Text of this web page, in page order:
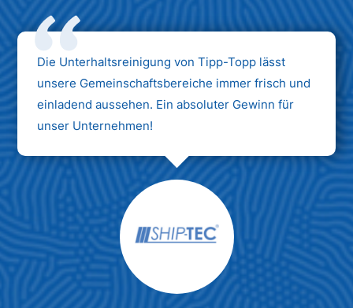
Die Unterhaltsreinigung von Tipp-Topp lässt
unsere Gemeinschaftsbereiche immer frisch und
einladend aussehen. Ein absoluter Gewinn für
unser Unternehmen!